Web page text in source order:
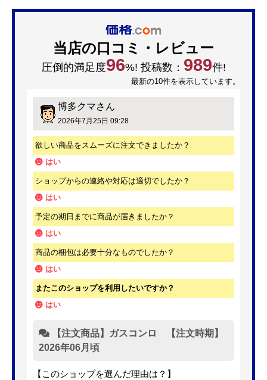
当店の口コミ・レビュー
圧倒的満足度96%! 投稿数： 989件!
最新の10件を表示しています。
博多クマさん
2026年7月25日 09:28
欲しい商品をスムーズに注文できましたか？
はい
ショップからの連絡や対応は適切でしたか？
はい
予定の期日までに商品が届きましたか？
はい
商品の梱包は必要十分なものでしたか？
はい
またこのショップを利用したいですか？
はい
【注文商品】ガスコンロ 【注文時期】
2026年06月頃
【このショップを選んだ理由は？】